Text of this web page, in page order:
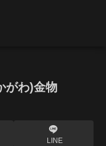
がわ)金物
LINE